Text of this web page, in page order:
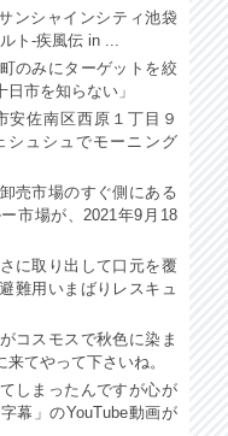
ンシャインシティ池袋
ト-疾風伝 in ...
のみにターゲットを絞
市を知らない」
安佐南区西原１丁目９
ュシュでモーニング
売市場のすぐ側にある
市場が、2021年9月18
に取り出して口元を覆
難用いまばりレスキュ
コスモスで秋色に染ま
てやって下さいね。
しまったんですが心が
幕」のYouTube動画が